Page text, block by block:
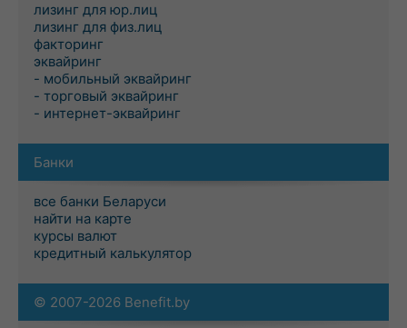
лизинг для юр.лиц
лизинг для физ.лиц
факторинг
эквайринг
- мобильный эквайринг
- торговый эквайринг
- интернет-эквайринг
Банки
все банки Беларуси
найти на карте
курсы валют
кредитный калькулятор
© 2007-2026 Benefit.by